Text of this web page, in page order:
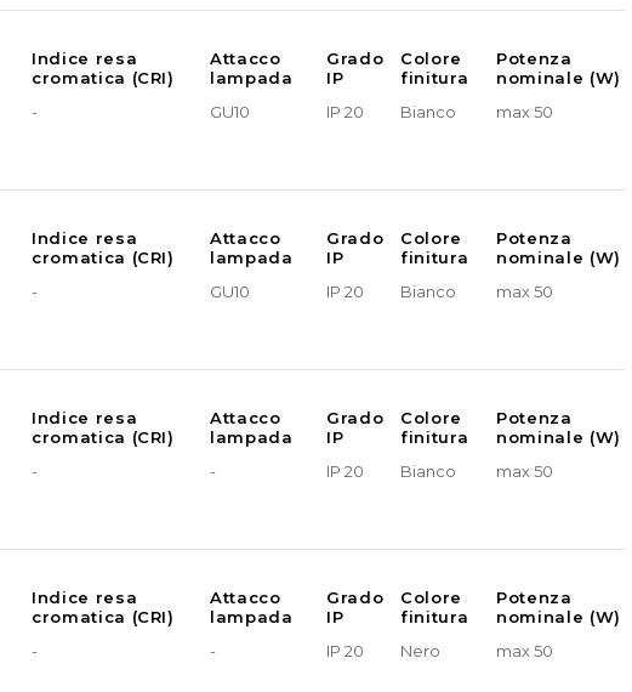
Indice resa
cromatica (CRI)
Attacco
lampada
Grado
IP
Colore
finitura
Potenza
nominale (W)
- GU10 IP 20 Bianco max 50
Indice resa
cromatica (CRI)
Attacco
lampada
Grado
IP
Colore
finitura
Potenza
nominale (W)
- GU10 IP 20 Bianco max 50
Indice resa
cromatica (CRI)
Attacco
lampada
Grado
IP
Colore
finitura
Potenza
nominale (W)
- - IP 20 Bianco max 50
Indice resa
cromatica (CRI)
Attacco
lampada
Grado
IP
Colore
finitura
Potenza
nominale (W)
- - IP 20 Nero max 50